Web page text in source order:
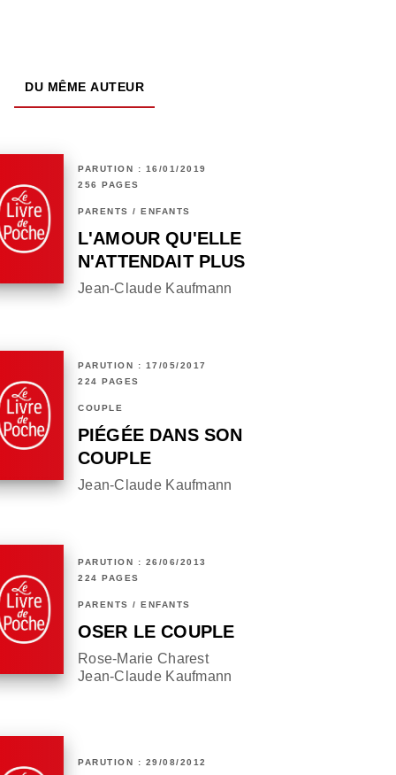
DU MÊME AUTEUR
PARUTION : 16/01/2019
256 PAGES
PARENTS / ENFANTS
L'AMOUR QU'ELLE
N'ATTENDAIT PLUS
Jean-Claude Kaufmann
PARUTION : 17/05/2017
224 PAGES
COUPLE
PIÉGÉE DANS SON
COUPLE
Jean-Claude Kaufmann
PARUTION : 26/06/2013
224 PAGES
PARENTS / ENFANTS
OSER LE COUPLE
Rose-Marie Charest
Jean-Claude Kaufmann
PARUTION : 29/08/2012